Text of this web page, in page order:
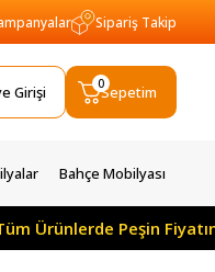
Sipariş Takip
Girişi Sepetim
0
Bahçe Mobilyası
Tüm Ürünlerde Peşin